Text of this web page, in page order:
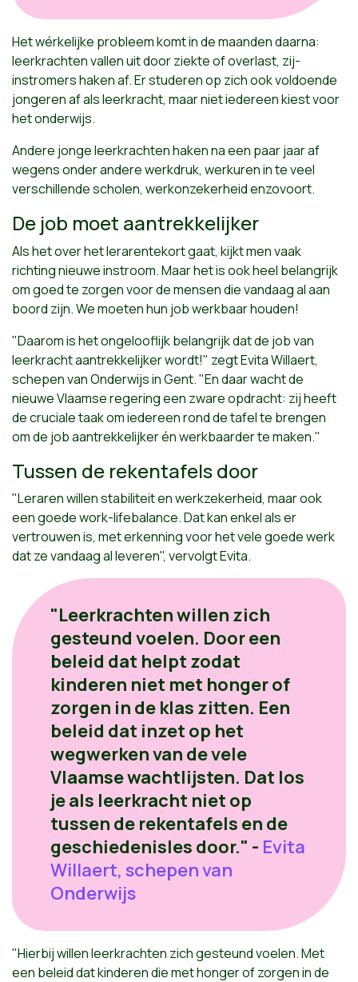
Het wérkelijke probleem komt in de maanden daarna:
leerkrachten vallen uit door ziekte of overlast, zij-
instromers haken af. Er studeren op zich ook voldoende
jongeren af als leerkracht, maar niet iedereen kiest voor
het onderwijs.
Andere jonge leerkrachten haken na een paar jaar af
wegens onder andere werkdruk, werkuren in te veel
verschillende scholen, werkonzekerheid enzovoort.
De job moet aantrekkelijker
Als het over het lerarentekort gaat, kijkt men vaak
richting nieuwe instroom. Maar het is ook heel belangrijk
om goed te zorgen voor de mensen die vandaag al aan
boord zijn. We moeten hun job werkbaar houden!
"Daarom is hetongelooflijk belangrijk dat de job van
leerkracht aantrekkelijker wordt!" zegt Evita Willaert,
schepen van Onderwijs in Gent. "En daar wacht de
nieuwe Vlaamse regering een zware opdracht: zij heeft
de cruciale taak om iedereen rond de tafel te brengen
om de job aantrekkelijker én werkbaarder te maken."
Tussen de rekentafels door
"Leraren willen stabiliteit en werkzekerheid, maar ook
een goede work-lifebalance. Dat kan enkel als er
vertrouwen is, met erkenning voor het vele goede werk
dat ze vandaag al leveren", vervolgt Evita.
"Leerkrachten willen zich
gesteund voelen. Door een
beleid dat helpt zodat
kinderen niet met honger of
zorgen in de klas zitten. Een
beleid dat inzet op het
wegwerken van de vele
Vlaamse wachtlijsten. Dat los
je als leerkracht niet op
tussen de rekentafels en de
geschiedenisles door." - Evita
Willaert, schepen van
Onderwijs
"Hierbij willen leerkrachten zich gesteund voelen. Met
een beleid dat kinderen die met honger of zorgen in de